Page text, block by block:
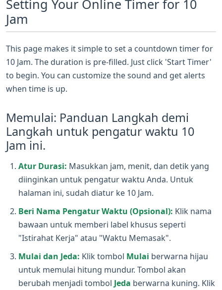
Setting Your Online Timer for 10
Jam
This page makes it simple to set a countdown timer for
10 Jam. The duration is pre-filled. Just click 'Start Timer'
to begin. You can customize the sound and get alerts
when time is up.
Memulai: Panduan Langkah demi
Langkah untuk pengatur waktu 10
Jam ini.
Atur Durasi: Masukkan jam, menit, dan detik yang
diinginkan untuk pengatur waktu Anda. Untuk
halaman ini, sudah diatur ke 10 Jam.
Beri Nama Pengatur Waktu (Opsional): Klik nama
bawaan untuk memberi label khusus seperti
"Istirahat Kerja" atau "Waktu Memasak".
Mulai dan Jeda: Klik tombol Mulai berwarna hijau
untuk memulai hitung mundur. Tombol akan
berubah menjadi tombol Jeda berwarna kuning. Klik